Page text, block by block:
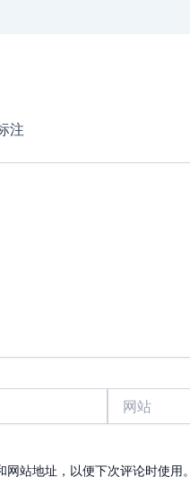
注
站地址，以便下次评论时使用。